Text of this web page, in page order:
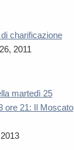
charificazione
2011
martedì 25
ore 21: Il Moscato